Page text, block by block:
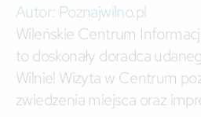
Autor: Poznajwilno.pl
Wileńskie Centrum
to doskonały doradca
Wilnie! Wizyta w Centrum
zwiedzenia miejsca oraz